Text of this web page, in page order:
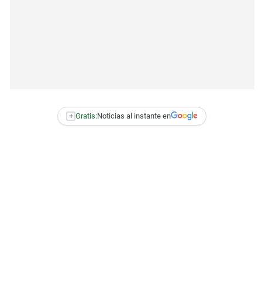
+ Gratis:Noticias al instante en